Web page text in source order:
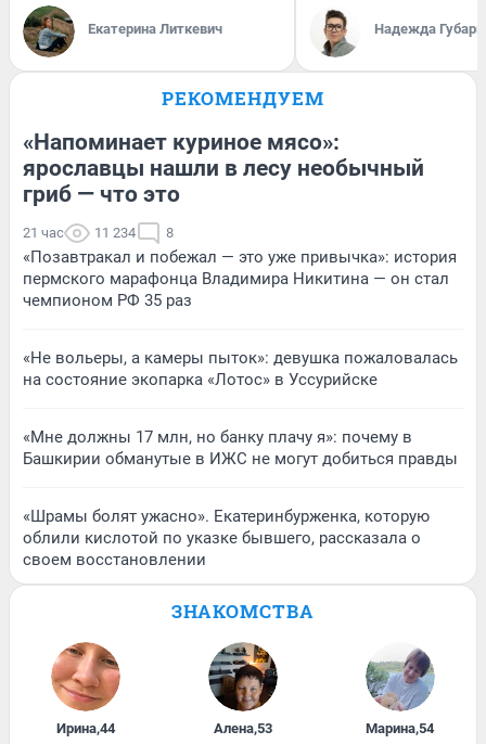
Екатерина Литкевич Надежда Губарь
РЕКОМЕНДУЕМ
«Напоминает куриное мясо»:
ярославцы нашли в лесу необычный
гриб — что это
21 час 11 234 8
«Позавтракал и побежал — это уже привычка»: история
пермского марафонца Владимира Никитина — он стал
чемпионом РФ 35 раз
«Не вольеры, а камеры пыток»: девушка пожаловалась
на состояние экопарка «Лотос» в Уссурийске
«Мне должны 17 млн, но банку плачу я»: почему в
Башкирии обманутые в ИЖС не могут добиться правды
«Шрамы болят ужасно». Екатеринбурженка, которую
облили кислотой по указке бывшего, рассказала о
своем восстановлении
ЗНАКОМСТВА
Ирина,44 Алена,53 Марина,54